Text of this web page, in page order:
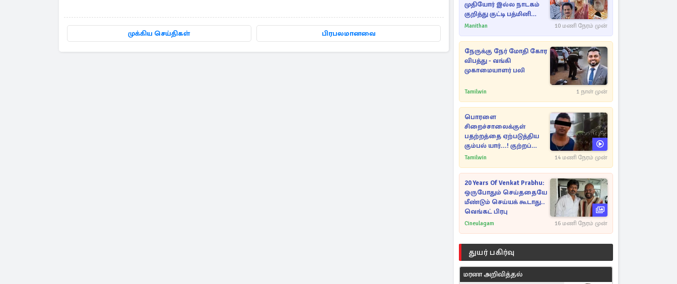
முக்கிய செய்திகள் பிரபலமானவை
முதியோர் இல்ல நாடகம்
குறித்து குட்டி பத்மினி
பரபரப்பு பேட்டி
Manithan 10 மணி நேரம் முன்
நேருக்கு நேர் மோதி கோர
விபத்து - வங்கி
முகாமையாளர் பலி
Tamilwin 1 நாள் முன்
பொரளை
சிறைச்சாலைக்குள்
பதற்றத்தை ஏற்படுத்திய
கும்பல் யார்...! குற்றப்
பின்னணி தொடர்பில்
Tamilwin 14 மணி நேரம் முன்
20 Years Of Venkat Prabhu:
ஒருபோதும் செய்ததையே
மீண்டும் செய்யக் கூடாது..
வெங்கட் பிரபு
Cineulagam 16 மணி நேரம் முன்
துயர் பகிர்வு
மரண அறிவித்தல்